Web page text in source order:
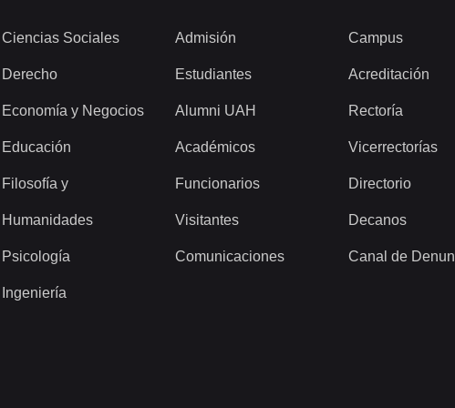
Ciencias Sociales
Derecho
Economía y Negocios
Educación
Filosofía y
Humanidades
Psicología
Ingeniería
Admisión
Estudiantes
Alumni UAH
Académicos
Funcionarios
Visitantes
Comunicaciones
Campus
Acreditación
Rectoría
Vicerrectorías
Directorio
Decanos
Canal de